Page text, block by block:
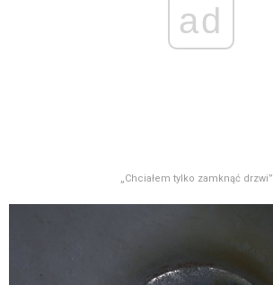
ad
„Chciałem tylko zamknąć drzwi”